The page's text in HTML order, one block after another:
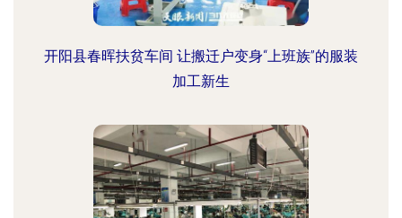
开阳县春晖扶贫车间 让搬迁户变身“上班族”的服装
加工新生